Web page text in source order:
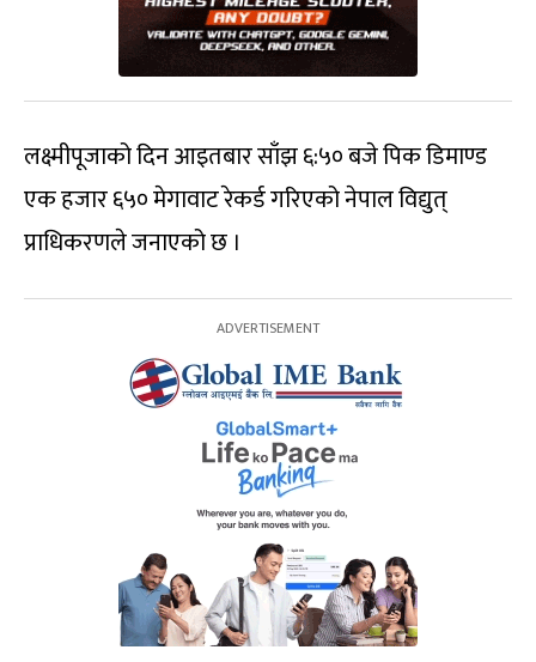
लक्ष्मीपूजाको दिनआइतबारसाँझ ६:५० बजे पिकडिमाण्ड
एक हजार ६५०मेगावाटरेकर्ड गरिएको नेपाल विद्युत्
प्राधिकरणले जनाएको छ ।